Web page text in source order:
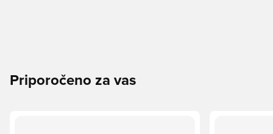
Priporočeno za vas